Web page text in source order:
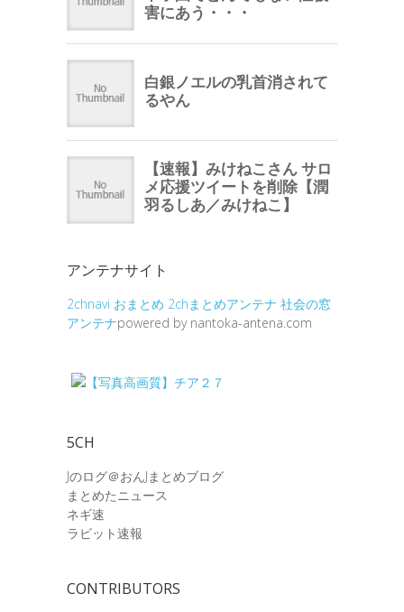
アンテナサイト
2chnavi おまとめ 2chまとめアンテナ 社会の窓
アンテナpowered by nantoka-antena.com
5CH
Jのログ＠おんJまとめブログ
まとめたニュース
ネギ速
ラビット速報
CONTRIBUTORS